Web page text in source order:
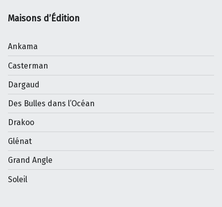
Maisons d’Édition
Ankama
Casterman
Dargaud
Des Bulles dans l’Océan
Drakoo
Glénat
Grand Angle
Soleil